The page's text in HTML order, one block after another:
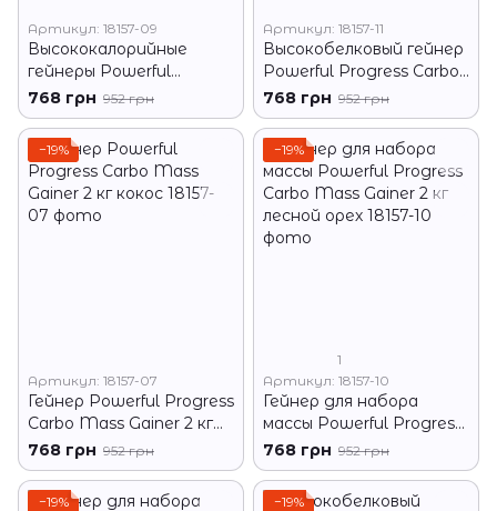
Артикул: 18157-09
Высококалорийные
гейнеры Powerful
Progress Carbo Mass
Gainer 2 кг орео
768 грн 952 грн
Артикул: 18157-11
Высокобелковый гейнер
Powerful Progress Carbo
Mass Gainer 2 кг
капучино
768 грн 952 грн
−19%
Артикул: 18157-07
Гейнер Powerful Progress
Carbo Mass Gainer 2 кг
кокос
768 грн 952 грн
−19%
1
Артикул: 18157-10
Гейнер для набора
массы Powerful Progress
Carbo Mass Gainer 2 кг
лесной орех
768 грн 952 грн
−19% −19%